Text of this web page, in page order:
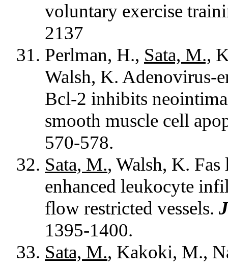
voluntary exercise
2137
Perlman, H., Sata, M.,
Walsh, K. Adenovirus-
Bcl-2 inhibits
smooth muscle cell
570-578.
Sata, M., Walsh, K.
enhanced leukocyte
flow restricted vessels.
1395-1400.
Sata, M., Kakoki, M.,